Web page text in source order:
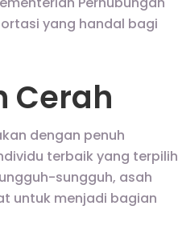
yang handal bagi
Cerah
dengan penuh
terbaik yang terpilih
sungguh, asah
untuk menjadi bagian